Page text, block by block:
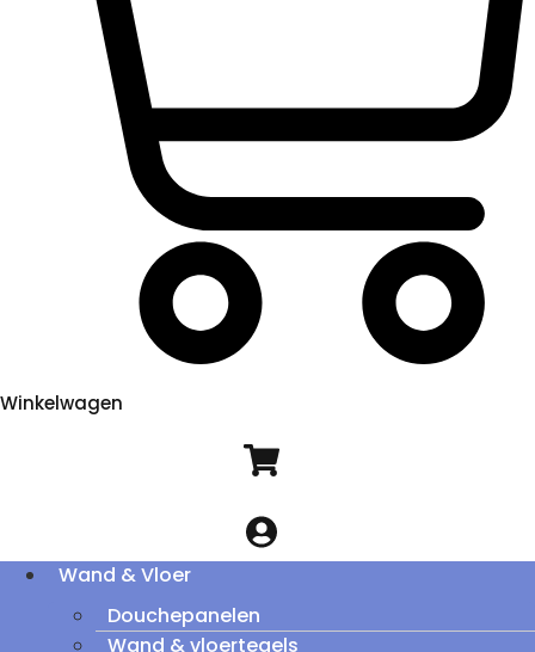
Winkelwagen
Wand & Vloer
Douchepanelen
Wand & vloertegels